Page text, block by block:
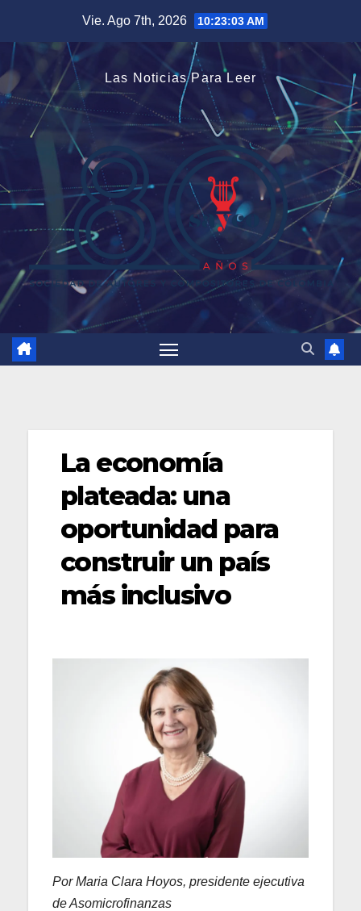
contenido
Vie. Ago 7th, 2026 10:23:04 AM
Las Noticias Para Leer
La economía
plateada: una
oportunidad para
construir un país
más inclusivo
PorMaria Clara Hoyos, presidente ejecutiva
de Asomicrofinanzas